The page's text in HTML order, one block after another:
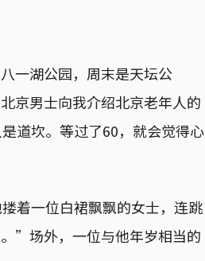
一湖公园，周末是天坛公
京男士向我介绍北京老年人的
道坎。等过了60，就会觉得心
着一位白裙飘飘的女士，连跳
”场外，一位与他年岁相当的